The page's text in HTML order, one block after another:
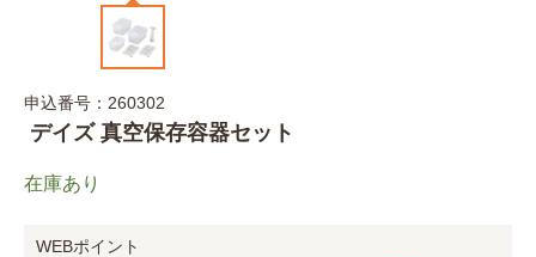
申込番号：260302
デイズ 真空保存容器セット
在庫あり
WEBポイント